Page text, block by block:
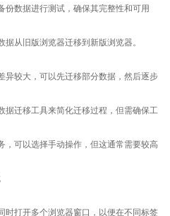
份数据进行测试，确保其完整性和可用
从旧版浏览器迁移到新版浏览器。
异较大，可以先迁移部分数据，然后逐步
据迁移工具来简化迁移过程，但需确保工
，可以选择手动操作，但这通常需要较高
时打开多个浏览器窗口，以便在不同标签